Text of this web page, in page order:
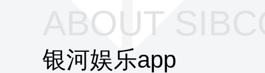
ABOUT
银河娱乐app